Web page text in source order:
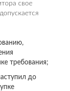
свое
требования;
до